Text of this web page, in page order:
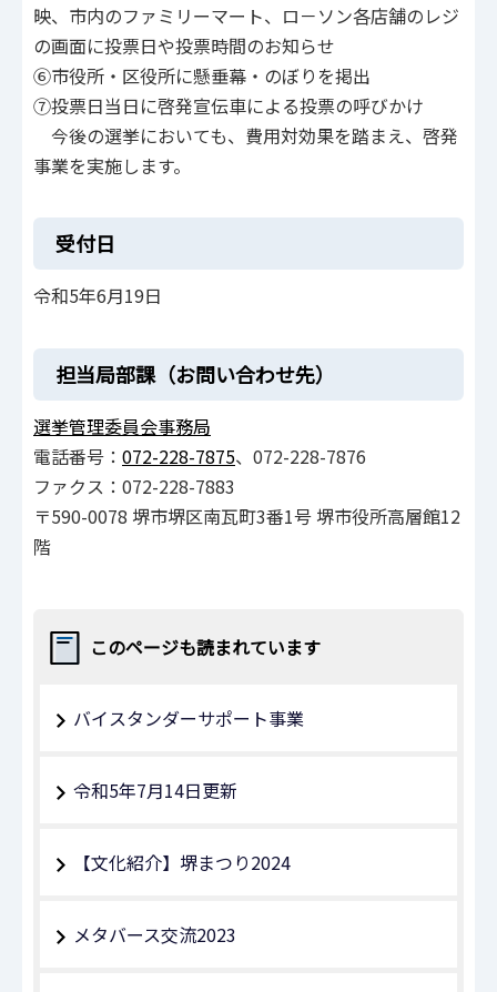
映、市内のファミリーマート、ロ－ソン各店舗のレジ
の画面に投票日や投票時間のお知らせ
⑥市役所・区役所に懸垂幕・のぼりを掲出
⑦投票日当日に啓発宣伝車による投票の呼びかけ
今後の選挙においても、費用対効果を踏まえ、啓発
事業を実施します。
受付日
令和5年6月19日
担当局部課（お問い合わせ先）
選挙管理委員会事務局
電話番号： 072-228-7875、072-228-7876
ファクス：072-228-7883
〒590-0078 堺市堺区南瓦町3番1号 堺市役所高層館12
階
このページも読まれています
バイスタンダーサポート事業
令和5年7月14日更新
【文化紹介】堺まつり2024
メタバース交流2023